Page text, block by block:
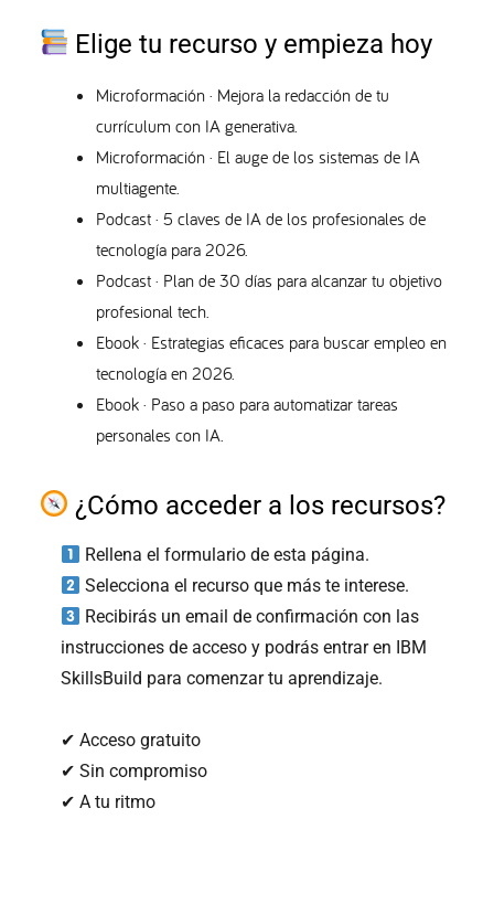
Elige tu recurso y empieza hoy
Microformación · Mejora la redacción de tu
currículum con IA generativa.
Microformación · El auge de los sistemas de IA
multiagente.
Podcast · 5 claves de IA de los profesionales de
tecnología para 2026.
Podcast · Plan de 30 días para alcanzar tu objetivo
profesional tech.
Ebook · Estrategias eficaces para buscar empleo en
tecnología en 2026.
Ebook · Paso a paso para automatizar tareas
personales con IA.
¿Cómo acceder a los recursos?
Rellena el formulario de esta página.
Selecciona el recurso que más te interese.
Recibirás un email de confirmación con las
instrucciones de acceso y podrás entrar en IBM
SkillsBuild para comenzar tu aprendizaje.
✔ Acceso gratuito
✔ Sin compromiso
✔ A tu ritmo